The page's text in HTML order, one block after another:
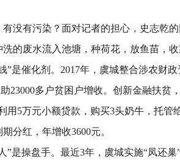
有污染？面对记者的担心，史志乾的
洗的废水流入池塘，种荷花，放鱼苗，
催化剂。2017年，虞城整合涉农财政
助23000多户贫困户增收。创新金融扶贫
用5万元小额贷款，购买3头奶牛，托管
分红，年增收3600元。
操盘手。最近3年，虞城实施“凤还巢